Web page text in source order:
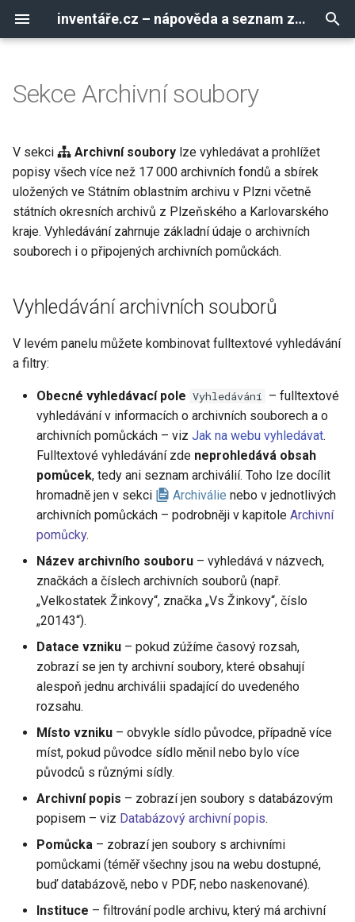
inventáře.cz – nápověda a seznam zkratek
e
c
o
s
m
á
v
Vyhledávání archivních
Detail archivního souboru
Archivní pomůcky
Naskenované strojopisy
Databázový archivní popis
A, B, C, Č
D, E, F, G, H
CH, I, J, K
L, M, N
P, R, Ř
S, Š
Y, Z, Ž
Nápověda
Sekce Archivní soubory
V sekci Archivní soubory lze vyhledávat a prohlížet
popisy všech více než 17 000 archivních fondů a sbírek
uložených ve Státním oblastním archivu v Plzni včetně
státních okresních archivů z Plzeňského a Karlovarského
kraje. Vyhledávání zahrnuje základní údaje o archivních
souborech i o připojených archivních pomůckách.
Vyhledávání archivních souborů
V levém panelu můžete kombinovat fulltextové vyhledávání
a filtry:
Obecné vyhledávací pole Vyhledávání – fulltextové
vyhledávání v informacích o archivních souborech a o
archivních pomůckách – viz Jak na webu vyhledávat.
Fulltextové vyhledávání zde neprohledává obsah
pomůcek, tedy ani seznam archiválií. Toho lze docílit
hromadně jen v sekci
Archiválie nebo v jednotlivých
archivních pomůckách – podrobněji v kapitole Archivní
pomůcky.
Název archivního souboru – vyhledává v názvech,
značkách a číslech archivních souborů (např.
„Velkostatek Žinkovy“, značka „Vs Žinkovy“, číslo
„20143“).
Datace vzniku – pokud zúžíme časový rozsah,
zobrazí se jen ty archivní soubory, které obsahují
alespoň jednu archiválii spadající do uvedeného
rozsahu.
Místo vzniku – obvykle sídlo původce, případně více
míst, pokud původce sídlo měnil nebo bylo více
původců s různými sídly.
Archivní popis – zobrazí jen soubory s databázovým
popisem – viz Databázový archivní popis.
Pomůcka – zobrazí jen soubory s archivními
pomůckami (téměř všechny jsou na webu dostupné,
buď databázově, nebo v PDF, nebo naskenované).
Instituce – filtrování podle archivu, který má archivní